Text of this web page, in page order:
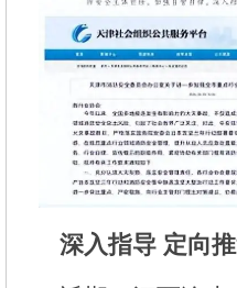
深入指导 定向